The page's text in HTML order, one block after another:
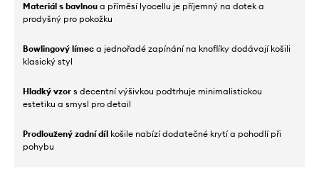
Materiál s bavlnou a příměsí lyocellu je příjemný na dotek a
prodyšný pro pokožku
Bowlingový límec a jednořadé zapínání na knoflíky dodávají košili
klasický styl
Hladký vzor s decentní výšivkou podtrhuje minimalistickou
estetiku a smysl pro detail
Prodloužený zadní díl košile nabízí dodatečné krytí a pohodlí při
pohybu